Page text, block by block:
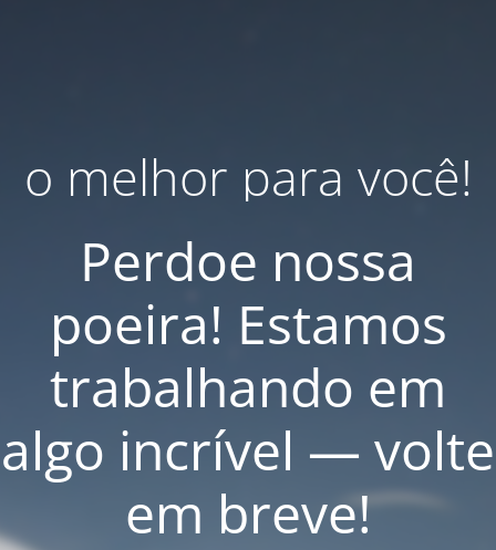
o melhor para você!
Perdoe nossa
poeira! Estamos
trabalhando em
algo incrível — volte
em breve!